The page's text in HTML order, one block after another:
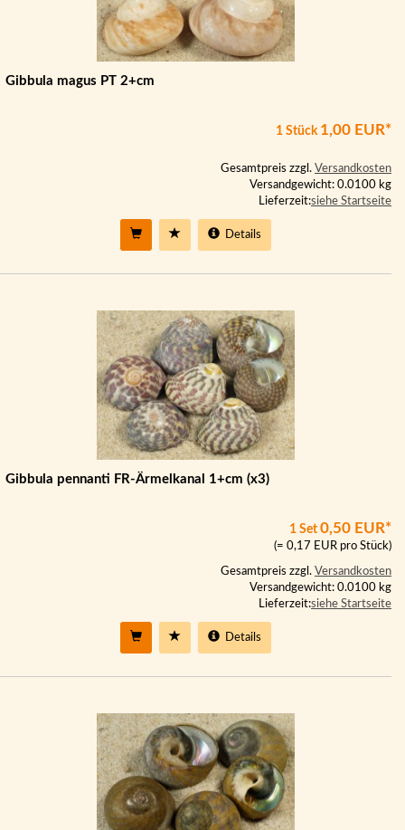
Gibbula magus PT 2+cm
1 Stück 1,00 EUR*
Gesamtpreis zzgl. Versandkosten
Versandgewicht: 0.0100 kg
Lieferzeit:siehe Startseite
Details
Gibbula pennanti FR-Ärmelkanal 1+cm (x3)
1 Set 0,50 EUR*
(= 0,17 EUR pro Stück)
Gesamtpreis zzgl. Versandkosten
Versandgewicht: 0.0100 kg
Lieferzeit:siehe Startseite
Details